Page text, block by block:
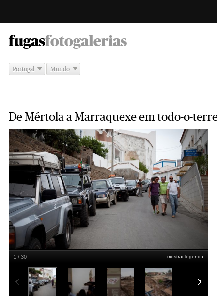
fugas -
fotogalerias
Portugal Mundo
De Mértola a Marraquexe em todo-o-
mostrar legenda
1 / 30